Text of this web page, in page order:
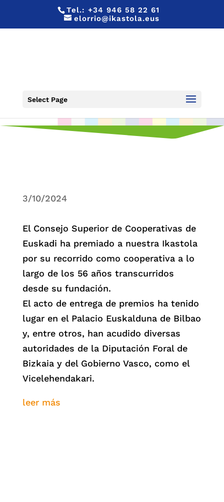
Tel.:+34 946 58 22 61
elorrio@ikastola.eus
Select Page
RECONOCIMIENTO
3/10/2024
El Consejo Superior de Cooperativas de
Euskadi ha premiado a nuestra Ikastola
por su recorrido como cooperativa a lo
largo de los 56 años transcurridos
desde su fundación.
El acto de entrega de premios ha tenido
lugar en el Palacio Euskalduna de Bilbao
y, entre otros, han acudido diversas
autoridades de la Diputación Foral de
Bizkaia y del Gobierno Vasco, como el
Vicelehendakari.
leer más